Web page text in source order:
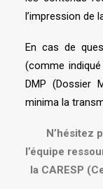
l’impression de
En cas de
(comme
DMP (Dossier
minima la
N’hésitez
l’équipe
la CARESP